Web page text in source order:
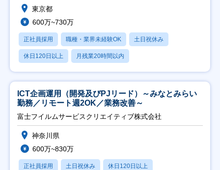
東京都
600万~730万
正社員採用 職種・業界未経験OK 土日祝休み
休日120日以上 月残業20時間以内
ICT企画運用（開発及びPJリード）～みなとみらい
勤務／リモート週2OK／業務改善～
富士フイルムサービスクリエイティブ株式会社
神奈川県
600万~830万
正社員採用 土日祝休み 休日120日以上